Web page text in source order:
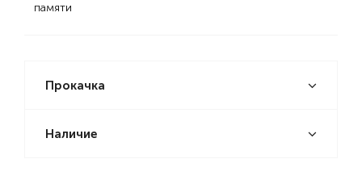
памяти
Прокачка
Наличие